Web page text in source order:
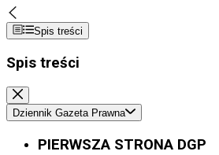
Spis treści
Spis treści
Dziennik Gazeta Prawna
PIERWSZA STRONA DGP